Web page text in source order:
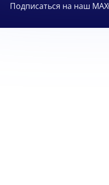
Подписаться на наш MAX